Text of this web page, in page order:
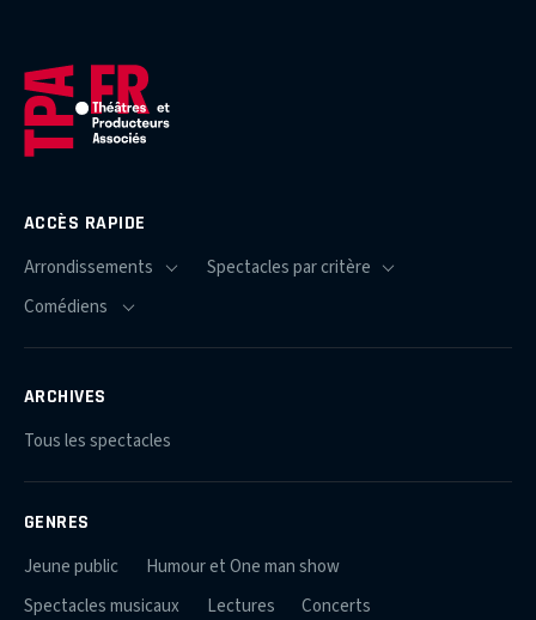
ACCÈS RAPIDE
ARCHIVES
Tous les spectacles
GENRES
Jeune public
Humour et One man show
Spectacles musicaux
Lectures
Concerts